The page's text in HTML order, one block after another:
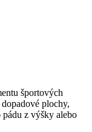
športových
plochy,
z výšky alebo